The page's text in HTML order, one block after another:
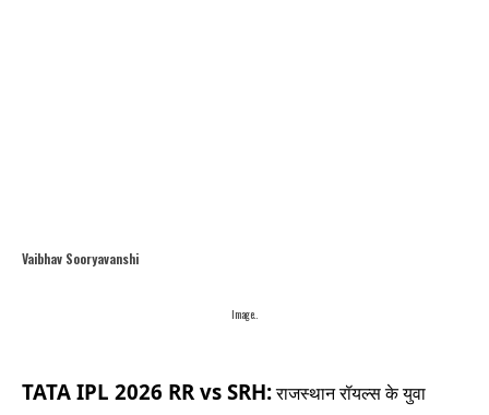
Vaibhav Sooryavanshi
Image..
TATA IPL 2026 RR vs SRH:राजस्थान रॉयल्स के युवा